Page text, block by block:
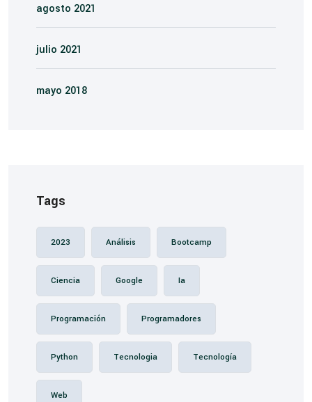
agosto 2021
julio 2021
mayo 2018
Tags
2023 Análisis Bootcamp
Ciencia Google Ia
Programación Programadores
Python Tecnologia Tecnología
Web